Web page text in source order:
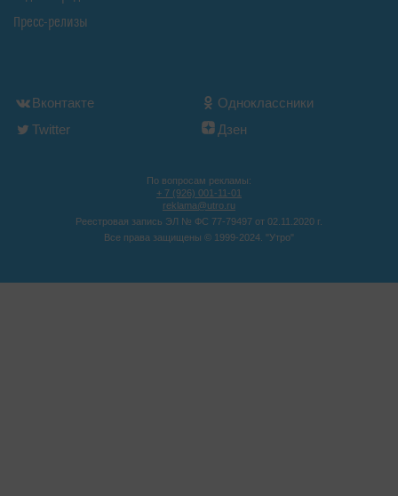
Пресс-релизы
Вконтакте
Одноклассники
Twitter
Дзен
По вопросам рекламы:
+ 7 (926) 001-11-01
reklama@utro.ru
Реестровая запись ЭЛ № ФС 77-79497 от 02.11.2020 г.
Все права защищены © 1999-2024. "Утро"